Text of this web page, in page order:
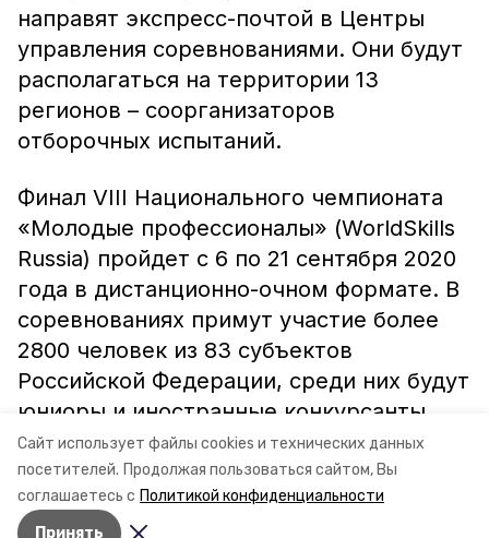
Сайт использует файлы cookies и технических данных
посетителей. Продолжая пользоваться сайтом, Вы
соглашаетесь с Политикой конфиденциальности
Принять
направят экспресс-почтой в Центры
управления соревнованиями. Они будут
располагаться на территории 13
регионов – соорганизаторов
отборочных испытаний.
Финал VIII Национального чемпионата
«Молодые профессионалы» (WorldSkills
Russia) пройдет с 6 по 21 сентября 2020
года в дистанционно-очном формате. В
соревнованиях примут участие более
2800 человек из 83 субъектов
Российской Федерации, среди них будут
юниоры и иностранные конкурсанты.
Информация: миндор СК